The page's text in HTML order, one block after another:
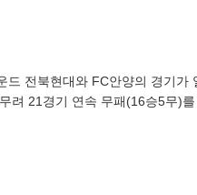
전북현대와 FC안양의 경기가
려 21경기 연속 무패(16승5무)를